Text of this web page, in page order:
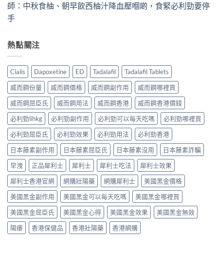
師：中秋食柚、朝早飲西柚汁降血壓嗰啲，食緊必利勁要停
手
熱點關注
Cialis Dapoxetine ED Tadalafil
Tadalafil Tablets
威而鋼份量
威而鋼價格 威而鋼副作用
威而鋼哪裡買
威而鋼屈臣氏
威而鋼用法 威而鋼香港
威而鋼香港價錢
必利勁lihkg
必利勁副作用 必利勁可以每天吃嗎
必利勁哪裡買
必利勁屈臣氏
必利勁效果 必利勁用法
必利勁香港
日本藤素副作用
日本藤素屈臣氏 日本藤素沒用
日本藤素詐騙
早洩
正品犀利士 犀利士 犀利士吃法
犀利士效果
犀利士香港官網
網購壯陽藥 網購犀利士
美國黑金價格
美國黑金副作用
美國黑金可以每天吃嗎
美國黑金哪裡買
美國黑金屈臣氏
美國黑金心得 美國黑金效果
美國黑金無效
陽痿
香港保健品 香港壯陽藥 香港網購